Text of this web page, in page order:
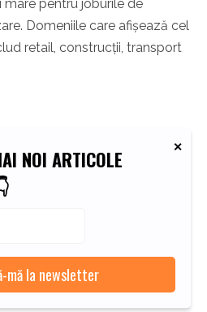
pentru joburile de
Domeniile care afișează cel
retail, construcții, transport
NOI ARTICOLE